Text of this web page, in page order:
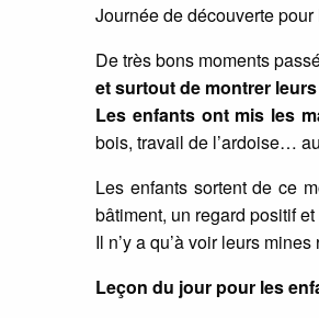
Journée de découverte
De très bons moments
et surtout de montrer
Les enfants ont mis les
bois, travail de l’ardoise…
Les enfants sortent de ce
bâtiment, un regard positif
Il n’y a qu’à voir leurs
Leçon du jour pour les